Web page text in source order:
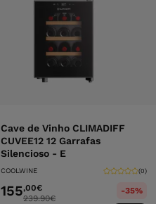
Cave de Vinho CLIMADIFF
CUVEE12 12 Garrafas
Silencioso - E
COOLWINE (0)
155,00€
239.90€
-35%